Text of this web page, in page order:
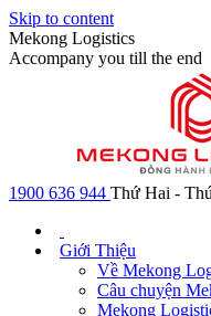
Skip to content
Mekong Logistics
Accompany you till the end
1900 636 944 Thứ Hai -
Giới Thiệu
Về Mekong
Câu chuyện
Mekong